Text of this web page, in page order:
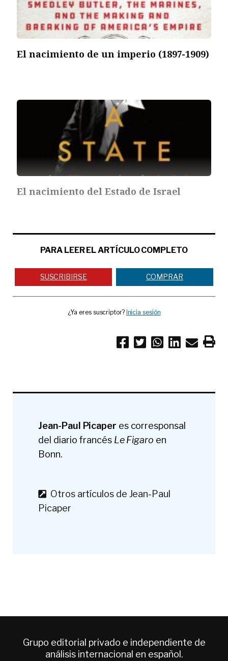
El nacimiento de un imperio (1897-1909)
El nacimiento del Estado de Israel
PARA LEER EL ARTÍCULO COMPLETO
SUSCRIBIRSE COMPRAR
¿Ya eres suscriptor? Inicia sesión
Jean-Paul Picaper es corresponsal
del diario francés Le Figaro en
Bonn.
Otros artículos de Jean-Paul
Picaper
Grupo editorial privado e independiente de
análisis internacional en español.